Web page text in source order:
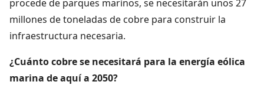
procede de parques marinos, se necesitarán unos 27
millones de toneladas de cobre para construir la
infraestructura necesaria.
¿Cuánto cobre se necesitará para la energía eólica
marina de aquí a 2050?